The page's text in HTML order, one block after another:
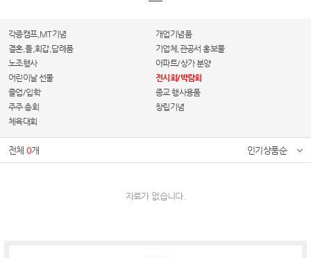
각종캠프,MT기념
개업기념품
결혼,돌,회갑,답례품
기업체,관공서 홍보물
노조행사
아파트/상가 분양
어린이날 선물
전시회/박람회
졸업/입학
종교 행사용품
주주 총회
창립기념
체육대회
전체0개 인기상품순
자료가 없습니다.